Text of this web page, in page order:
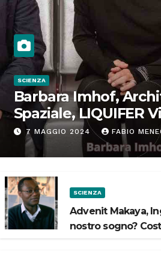
SCIENZA
Barbara Imhof,
Spaziale, LIQUIFER
“Progettiamo
Spazio”
7 MAGGIO 2024 FABIO
SCIENZA
Advenit Makaya,
nostro sogno?